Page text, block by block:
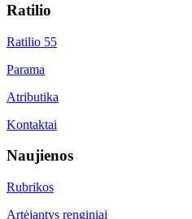
Ratilio
Ratilio 55
Parama
Atributika
Kontaktai
Naujienos
Rubrikos
Artėjantys renginiai